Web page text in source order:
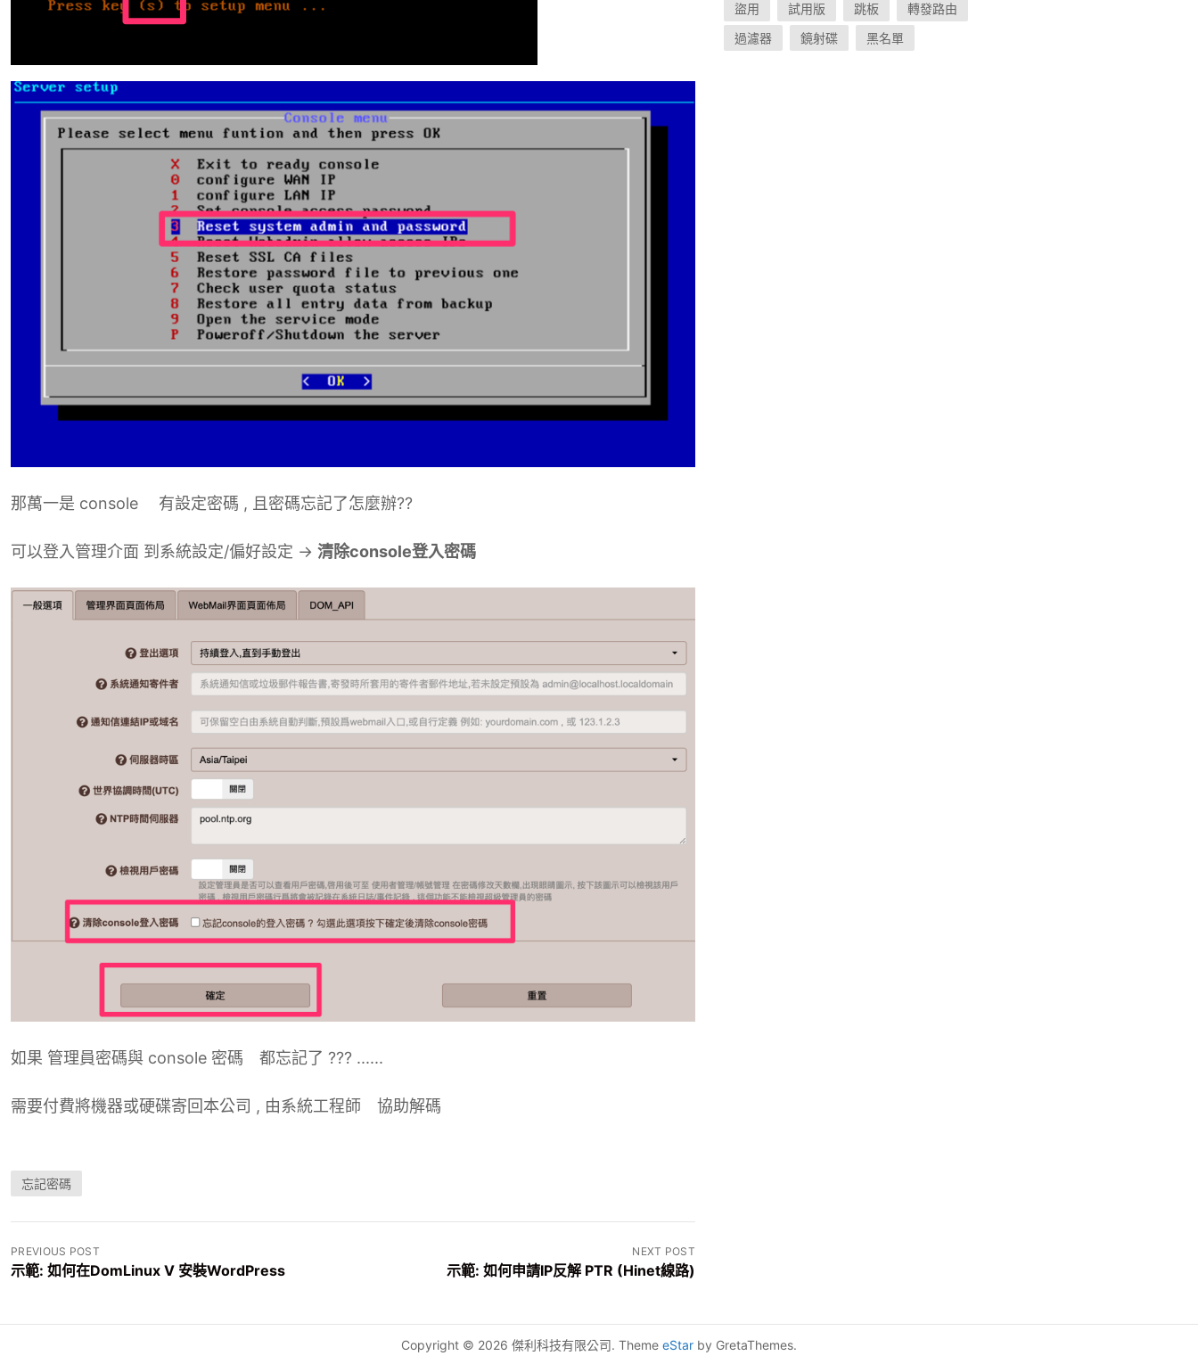
那萬一是 console 有設定密碼 , 且密碼忘記了怎麼辦??
可以登入管理介面 到系統設定/偏好設定 -> 清除console登入密碼
如果 管理員密碼與 console 密碼 都忘記了 ??? ......
需要付費將機器或硬碟寄回本公司 , 由系統工程師 協助解碼
忘記密碼
文
章
PREVIOUS POST
示範: 如何在DomLinux V 安裝WordPress
NEXT POST
示範: 如何申請IP反解 PTR (Hinet線路)
盜用
試用版 跳板
轉發路由
過濾器
鏡射碟 黑名單
Copyright © 2026 傑利科技有限公司. Theme eStar by GretaThemes.